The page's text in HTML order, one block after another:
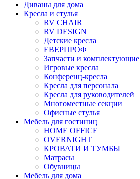
Диваны для дома
Кресла и стулья
RV CHAIR
RV DESIGN
Детские кресла
ЕВЕРПРОФ
Запчасти и комплектующие
Игровые кресла
Конференц-кресла
Кресла для персонала
Кресла для руководителей
Многоместные секции
Офисные стулья
Мебель для гостиниц
HOME OFFICE
OVERNIGHT
КРОВАТИ И ТУМБЫ
Матрасы
Обувницы
Мебель для дома